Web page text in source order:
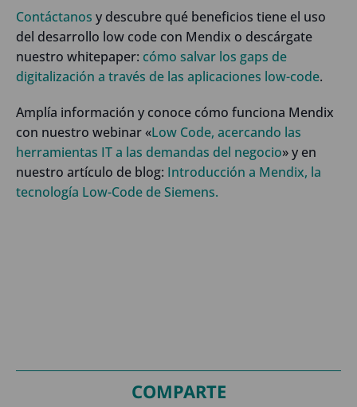
Contáctanos y descubre qué beneficios tiene el uso
del desarrollo low code con Mendix o descárgate
nuestro whitepaper: cómo salvar los gaps de
digitalización a través de las aplicaciones low-code.
Amplía información y conoce cómo funciona Mendix
con nuestro webinar «Low Code, acercando las
herramientas IT a las demandas del negocio» y en
nuestro artículo de blog: Introducción a Mendix, la
tecnología Low-Code de Siemens.
COMPARTE